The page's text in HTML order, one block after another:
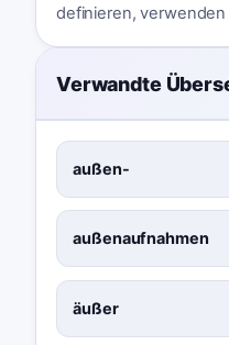
definieren, verwenden
Verwandte
außen-
außenaufnahmen
äußer